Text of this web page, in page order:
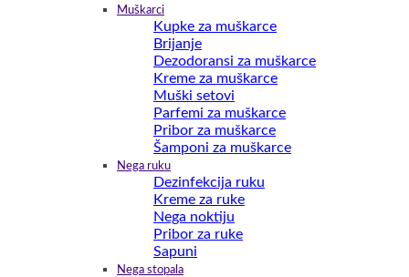
Muškarci
Kupke za muškarce
Brijanje
Dezodoransi za muškarce
Kreme za muškarce
Muški setovi
Parfemi za muškarce
Pribor za muškarce
Šamponi za muškarce
Nega ruku
Dezinfekcija ruku
Kreme za ruke
Nega noktiju
Pribor za ruke
Sapuni
Nega stopala